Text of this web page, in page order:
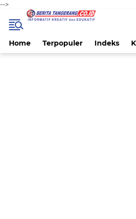
-->
Home Terpopuler Indeks